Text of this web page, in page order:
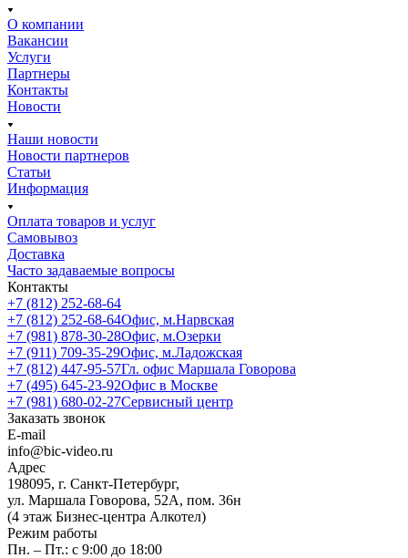
О компании
Вакансии
Услуги
Партнеры
Контакты
Новости
Наши новости
Новости партнеров
Статьи
Информация
Оплата товаров и услуг
Самовывоз
Доставка
Часто задаваемые вопросы
Контакты
+7 (812) 252-68-64
+7 (812) 252-68-64Офис, м.Нарвская
+7 (981) 878-30-28Офис, м.Озерки
+7 (911) 709-35-29Офис, м.Ладожская
+7 (812) 447-95-57Гл. офис Маршала Говорова
+7 (495) 645-23-92Офис в Москве
+7 (981) 680-02-27Сервисный центр
Заказать звонок
E-mail
info@bic-video.ru
Адрес
198095, г. Санкт-Петербург,
ул. Маршала Говорова, 52А, пом. 36н
(4 этаж Бизнес-центра Алкотел)
Режим работы
Пн. – Пт.: с 9:00 до 18:00